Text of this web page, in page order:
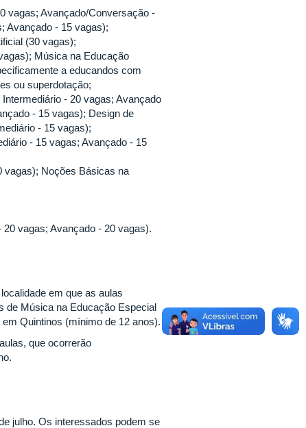
vagas; Avançado/Conversação -
Avançado - 15 vagas);
(30 vagas);
Música na Educação
a educandos com
ou superdotação;
- 20 vagas; Avançado
- 15 vagas); Design de
- 15 vagas);
- 15 vagas; Avançado - 15
vagas); Noções Básicas na
vagas; Avançado - 20 vagas).
em que as aulas
de Música na Educação Especial
Quintinos (mínimo de 12 anos).
que ocorrerão
julho. Os interessados podem se